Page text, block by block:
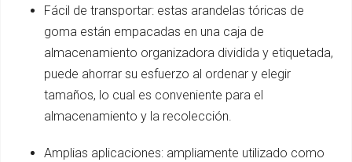
Fácil de transportar: estas arandelas tóricas de
goma están empacadas en una caja de
almacenamiento organizadora dividida y etiquetada,
puede ahorrar su esfuerzo al ordenar y elegir
tamaños, lo cual es conveniente para el
almacenamiento y la recolección.
Amplias aplicaciones: ampliamente utilizado como